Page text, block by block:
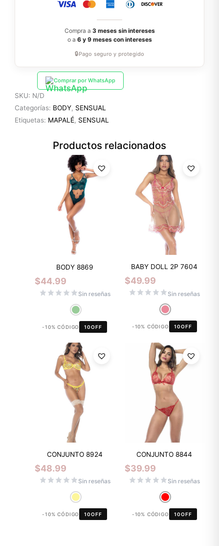
Compra a 3 meses sin intereses
o a 6 y 9 meses con intereses
🔒Pago seguro y protegido
Comprar por WhatsApp
SKU: N/D
Categorías: BODY, SENSUAL
Etiquetas: MAPALÉ, SENSUAL
Productos relacionados
BODY 8869
$44.99
Sin reseñas
-10% CÓDIGO 10OFF
BABY DOLL 2P 7604
$49.99
Sin reseñas
-10% CÓDIGO 10OFF
CONJUNTO 8924
$48.99
Sin reseñas
-10% CÓDIGO 10OFF
CONJUNTO 8844
$39.99
Sin reseñas
-10% CÓDIGO 10OFF